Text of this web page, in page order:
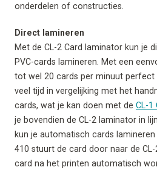
onderdelen of constructies.
Direct lamineren
Met de CL-2 Card laminator kun je
PVC-cards lamineren. Met een
tot wel 20 cards per minuut perfect
veel tijd in vergelijking met het
cards, wat je kan doen met de CL-1
je bovendien de CL-2 laminator in
kun je automatisch cards lamineren
410 stuurt de card door naar de
card na het printen automatisch